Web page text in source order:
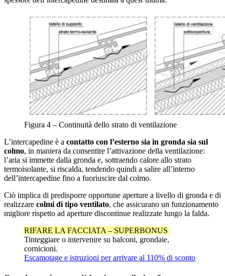
Figura 4 – Continuità dello strato di ventilazione
L’intercapedine è a contatto con l’esterno sia in gronda sia sul
colmo, in maniera da consentire l’attivazione della ventilazione:
l’aria si immette dalla gronda e, sottraendo calore allo strato
termoisolante, si riscalda, tendendo quindi a salire all’interno
dell’intercapedine fino a fuoriuscire dal colmo.
Ciò implica di predisporre opportune aperture a livello di gronda e di
realizzare colmi di tipo ventilato, che assicurano un funzionamento
migliore rispetto ad aperture discontinue realizzate lungo la falda.
RIFARE LA FACCIATA – SUPERBONUS
Tinteggiare o intervenire su balconi, grondaie,
cornicioni.
Escamotage e istruzioni per arrivare al 110% di sconto